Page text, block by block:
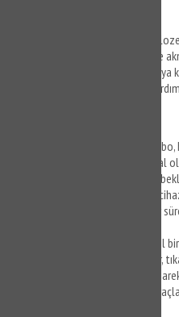
:
olduğunda, suyun doğru şekilde
çeşitli nedenlerle tıkanabilir veya
profesyonel bir tesisatçının
Tıkanmış bir tuvalet ya da
Tesisatçı çağırmak pahalıya
birkaç saat ya da hatta günler
teknolojisi sayesinde, robotik
artık çok daha kolay ve hızlı bir
, özel
yapılan bir işlemdir. Bu robotlar,
gönderilen bir kablo üzerinde
yüksek basınçlı su veya diğer